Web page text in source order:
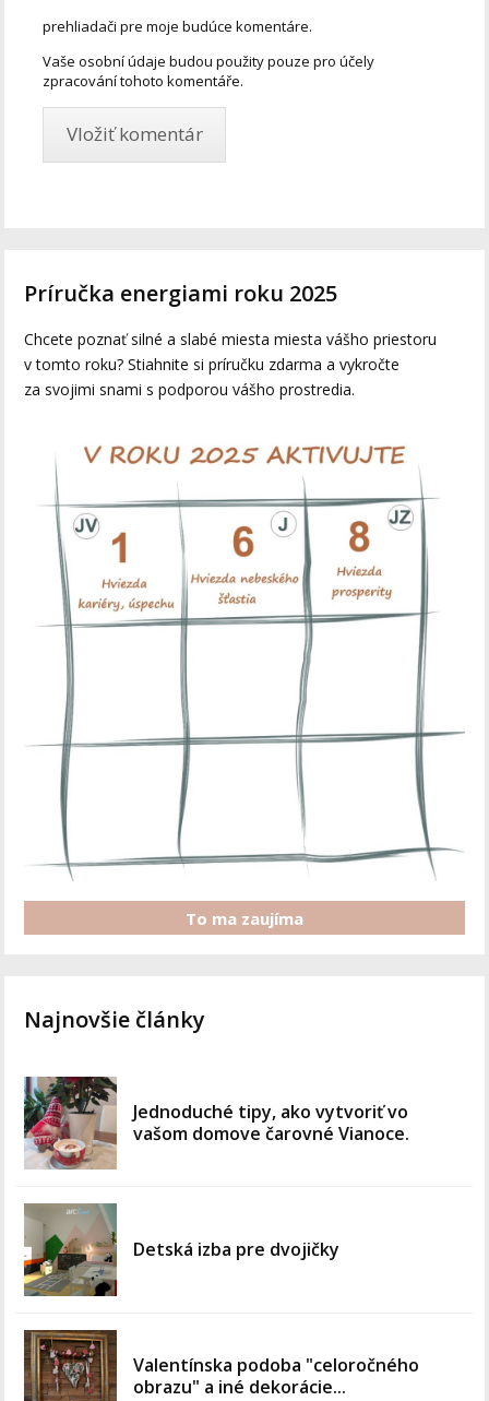
prehliadači pre moje budúce komentáre.
Vaše osobní údaje budou použity pouze pro účely
zpracování tohoto komentáře.
Príručka energiami roku 2025
Chcete poznať silné a slabé miesta miesta vášho priestoru
v tomto roku? Stiahnite si príručku zdarma a vykročte
za svojimi snami s podporou vášho prostredia.
To ma zaujíma
Najnovšie články
Jednoduché tipy, ako vytvoriť vo
vašom domove čarovné Vianoce.
Detská izba pre dvojičky
Valentínska podoba "celoročného
obrazu" a iné dekorácie...